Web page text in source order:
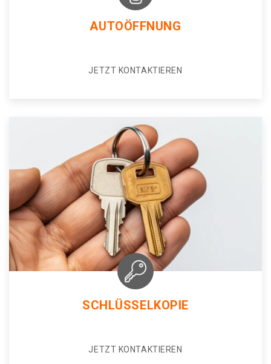
AUTOÖFFNUNG
JETZT KONTAKTIEREN
SCHLÜSSELKOPIE
JETZT KONTAKTIEREN